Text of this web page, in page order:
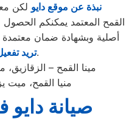
نبذة عن موقع دايو لكن
القمح المعتمد يمكنكم
أصلية وبشهادة ضمان معتمدة
تريد.
مينا القمح – الزقازيق،
منيا القمح، ميت
صيانة دايو